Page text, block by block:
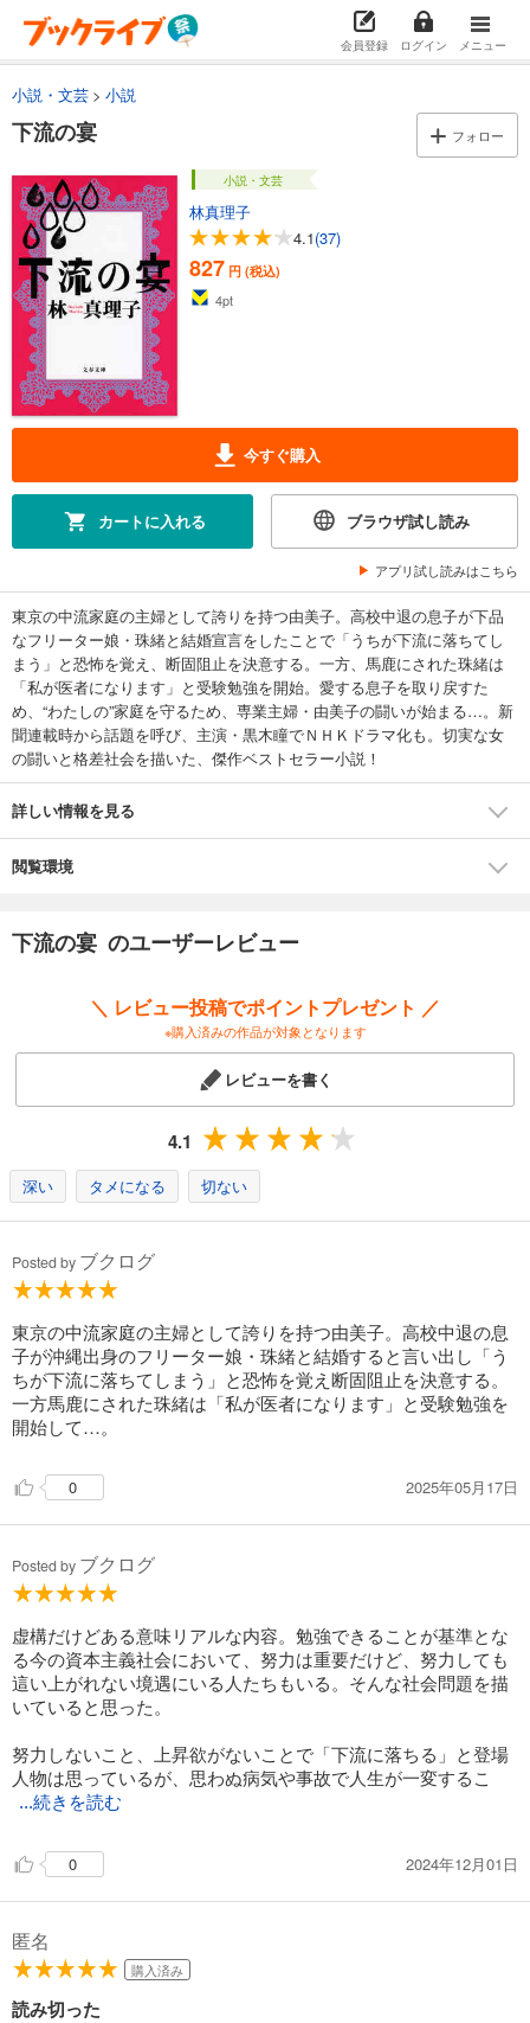
会員登録 ログイン メニュー
小説・文芸 小説
下流の宴 フォロー
小説・文芸
林真理子
4.1(37)
827 円 (税込)
4pt
今すぐ購入
カートに入れる ブラウザ試し読み
アプリ試し読みはこちら
東京の中流家庭の主婦として誇りを持つ由美子。高校中退の息子が下品
なフリーター娘・珠緒と結婚宣言をしたことで「うちが下流に落ちてし
まう」と恐怖を覚え、断固阻止を決意する。一方、馬鹿にされた珠緒は
「私が医者になります」と受験勉強を開始。愛する息子を取り戻すた
め、“わたしの”家庭を守るため、専業主婦・由美子の闘いが始まる…。新
聞連載時から話題を呼び、主演・黒木瞳でＮＨＫドラマ化も。切実な女
の闘いと格差社会を描いた、傑作ベストセラー小説！
詳しい情報を見る
閲覧環境
下流の宴 のユーザーレビュー
＼ レビュー投稿でポイントプレゼント ／
※購入済みの作品が対象となります
レビューを書く
4.1
深い タメになる 切ない
Posted by ブクログ
東京の中流家庭の主婦として誇りを持つ由美子。高校中退の息
子が沖縄出身のフリーター娘・珠緒と結婚すると言い出し「う
ちが下流に落ちてしまう」と恐怖を覚え断固阻止を決意する。
一方馬鹿にされた珠緒は「私が医者になります」と受験勉強を
開始して…。
0 2025年05月17日
Posted by ブクログ
虚構だけどある意味リアルな内容。勉強できることが基準とな
る今の資本主義社会において、努力は重要だけど、努力しても
這い上がれない境遇にいる人たちもいる。そんな社会問題を描
いていると思った。
努力しないこと、上昇欲がないことで「下流に落ちる」と登場
人物は思っているが、思わぬ病気や事故で人生が一変するこ
...続きを読む
0 2024年12月01日
匿名
購入済み
読み切った